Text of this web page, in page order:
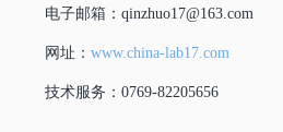
电子邮箱：qinzhuo17@163.com
网址：www.china-lab17.com
技术服务：0769-82205656